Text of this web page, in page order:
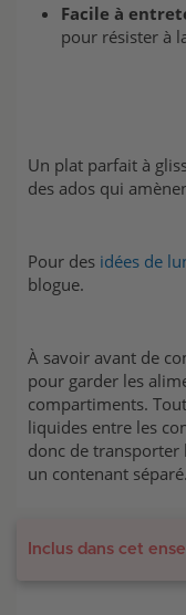
Facile à
pour résister à
Un plat parfait à
des ados qui
Pour des idées de
blogue.
À savoir avant de
pour garder les
compartiments.
liquides entre les
donc de transporter
un contenant séparé.
Inclus dans cet